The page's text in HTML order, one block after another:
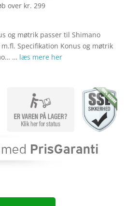
over kr. 299
og møtrik passer til Shimano
Specifikation Konus og møtrik
… læs mere her